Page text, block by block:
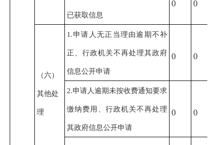
已获取信息
0 0
（六）
其他处
理
1.申请人无正当理由逾期不补
正、行政机关不再处理其政府
信息公开申请
0 0
2.申请人逾期未按收费通知要求
缴纳费用、行政机关不再处理
其政府信息公开申请
0 0